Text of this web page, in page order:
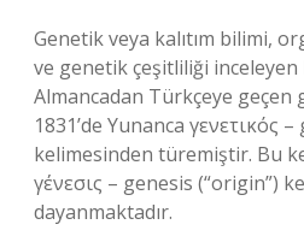
Genetik veya kalıtım bilimi,
ve genetik çeşitliliği inceleyen
Almancadan Türkçeye geçen
1831’de Yunanca γενετικός
kelimesinden türemiştir. Bu
γένεσις – genesis (“origin”)
dayanmaktadır.